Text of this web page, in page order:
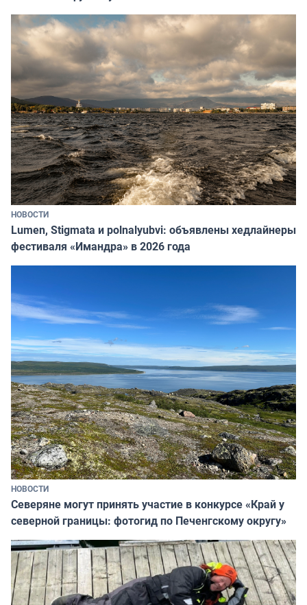
НОВОСТИ
Lumen, Stigmata и polnalyubvi: объявлены хедлайнеры
фестиваля «Имандра» в 2026 года
НОВОСТИ
Северяне могут принять участие в конкурсе «Край у
северной границы: фотогид по Печенгскому округу»